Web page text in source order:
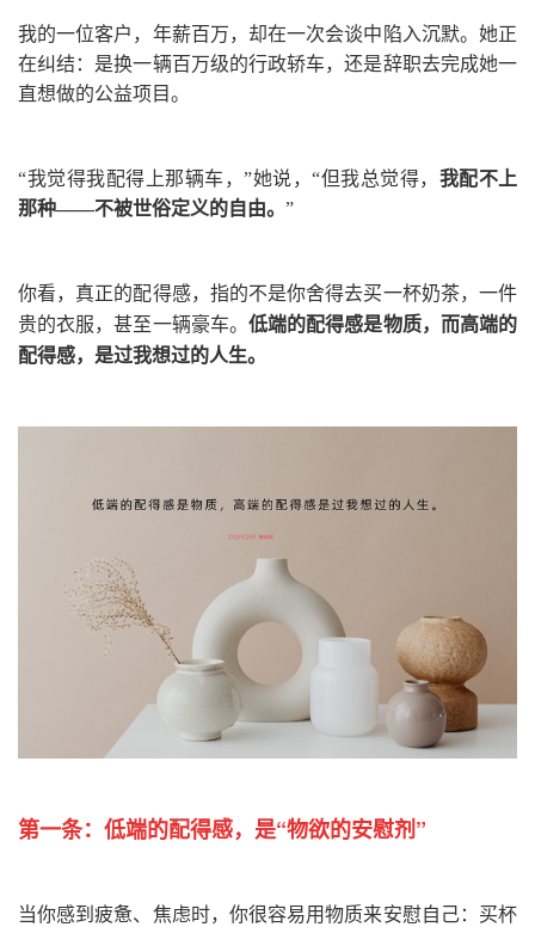
我的一位客户，年薪百万，却在一次会谈中陷入沉默。她正
在纠结：是换一辆百万级的行政轿车，还是辞职去完成她一
直想做的公益项目。
“我觉得我配得上那辆车，”她说，“但我总觉得， 我配不上
那种——不被世俗定义的自由。 ”
你看， 真正的配得感，指的不是你舍得去买一杯奶茶，一件
贵的衣服，甚至一辆豪车。 低端的配得感是物质，而高端的
配得感，是过我想过的人生。
第一条： 低端的配得感，是“物欲的安慰剂”
当你感到疲惫、焦虑时，你很容易用物质来安慰自己：买杯